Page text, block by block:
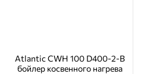
Atlantic CWH 100 D400-2-B
бойлер косвенного нагрева